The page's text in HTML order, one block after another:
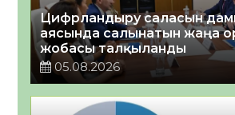
Цифрландыру саласын
аясында салынатын жаңа
жобасы талқыланды
05.08.2026